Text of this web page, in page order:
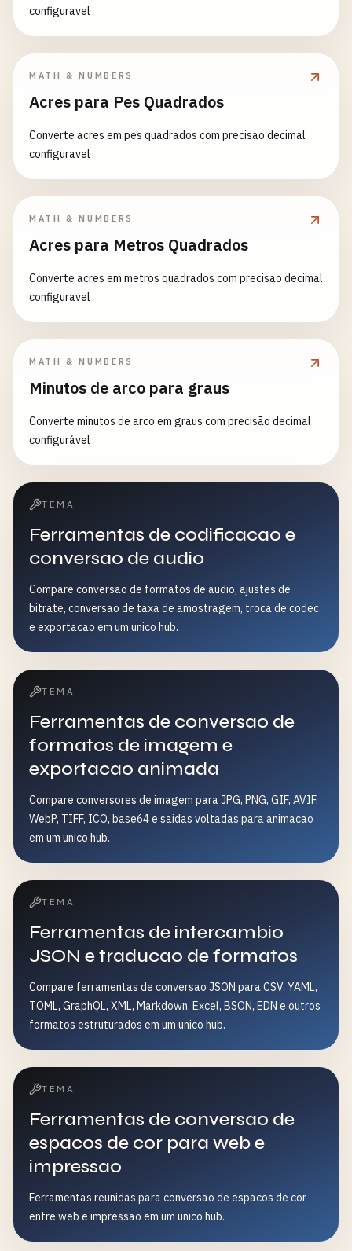
configuravel
MATH & NUMBERS
Acres para Pes Quadrados
Converte acres em pes quadrados com precisao decimal
configuravel
MATH & NUMBERS
Acres para Metros Quadrados
Converte acres em metros quadrados com precisao decimal
configuravel
MATH & NUMBERS
Minutos de arco para graus
Converte minutos de arco em graus com precisão decimal
configurável
TEMA
Ferramentas de codificacao e
conversao de audio
Compare conversao de formatos de audio, ajustes de
bitrate, conversao de taxa de amostragem, troca de codec
e exportacao em um unico hub.
TEMA
Ferramentas de conversao de
formatos de imagem e
exportacao animada
Compare conversores de imagem para JPG, PNG, GIF, AVIF,
WebP, TIFF, ICO, base64 e saidas voltadas para animacao
em um unico hub.
TEMA
Ferramentas de intercambio
JSON e traducao de formatos
Compare ferramentas de conversao JSON para CSV, YAML,
TOML, GraphQL, XML, Markdown, Excel, BSON, EDN e outros
formatos estruturados em um unico hub.
TEMA
Ferramentas de conversao de
espacos de cor para web e
impressao
Ferramentas reunidas para conversao de espacos de cor
entre web e impressao em um unico hub.